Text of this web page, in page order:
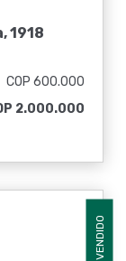
1918
COP 600.000
2.000.000
VENDIDO